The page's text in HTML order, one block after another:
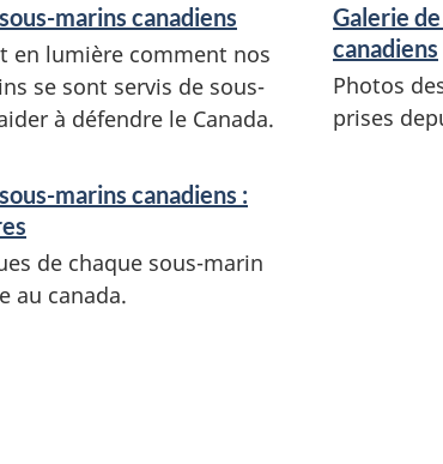
marins canadiens
en lumière comment nos
se sont servis de sous-
à défendre le Canada.
Galerie
canadiens
Photos
prises
marins canadiens :
de chaque sous-marin
au canada.